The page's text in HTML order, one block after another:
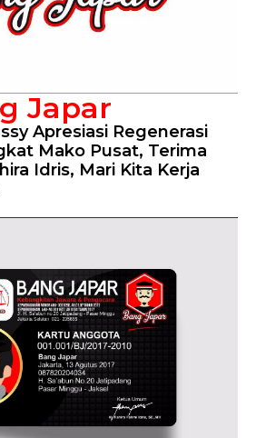
Japar
Apresiasi Regenerasi
Mako Pusat, Terima
Idris, Mari Kita Kerja